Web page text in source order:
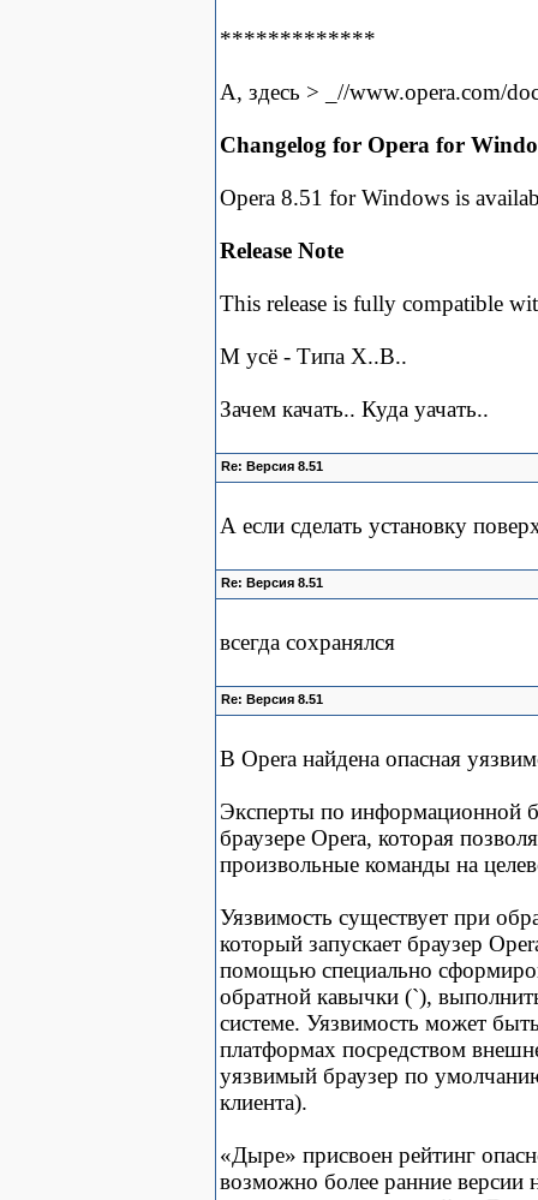
*************
А, здесь > _//www.opera.com/
Changelog for Opera for
Opera 8.51 for Windows is
Release Note
This release is fully compatible
М усё - Типа Х..В..
Зачем качать.. Куда уачать..
Re: Версия 8.51
А если сделать установку
Re: Версия 8.51
всегда сохранялся
Re: Версия 8.51
В Opera найдена опасная
Эксперты по информационной
браузере Opera, которая
произвольные команды на
Уязвимость существует при
который запускает браузер
помощью специально
обратной кавычки (`),
системе. Уязвимость может
платформах посредством
уязвимый браузер по
клиента).
«Дыре» присвоен рейтинг
возможно более ранние